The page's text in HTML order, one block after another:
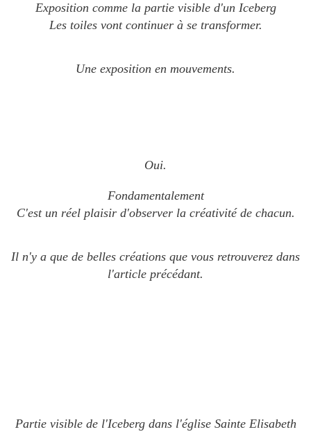
Exposition comme la partie visible d'un Iceberg
Les toiles vont continuer à se transformer.
Une exposition en mouvements.
Oui.
Fondamentalement
C'est un réel plaisir d'observer la créativité de chacun.
Il n'y a que de belles créations que vous retrouverez dans
l'article précédant.
Partie visible de l'Iceberg dans l'église Sainte Elisabeth